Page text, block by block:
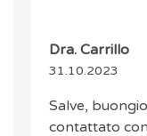
Dra. Carrillo
31.10.2023
Salve,
contattato